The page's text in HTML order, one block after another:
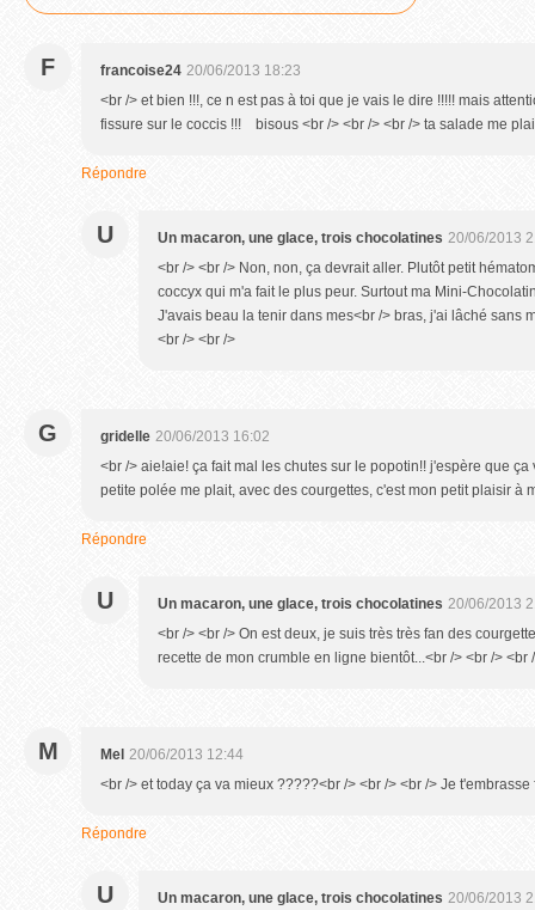
F francoise24 20/06/2013 18:23
<br /> et bien !!!, ce n est pas à toi que je vais le dire !!!!! mais
fissure sur le coccis !!! bisous <br /> <br /> <br /> ta salade me
Répondre
U Un macaron, une glace, trois chocolatines 20/06/2013
<br /> <br /> Non, non, ça devrait aller. Plutôt petit
coccyx qui m'a fait le plus peur. Surtout ma Mini-
J'avais beau la tenir dans mes<br /> bras, j'ai lâché sans
<br /> <br />
G gridelle 20/06/2013 16:02
<br /> aie!aie! ça fait mal les chutes sur le popotin!! j'espère que ça
petite polée me plait, avec des courgettes, c'est mon petit plaisir à
Répondre
U Un macaron, une glace, trois chocolatines 20/06/2013
<br /> <br /> On est deux, je suis très très fan des
recette de mon crumble en ligne bientôt...<br /> <br /> <br
M Mel 20/06/2013 12:44
<br /> et today ça va mieux ?????<br /> <br /> <br /> Je t'embrasse
Répondre
U Un macaron, une glace, trois chocolatines 20/06/2013